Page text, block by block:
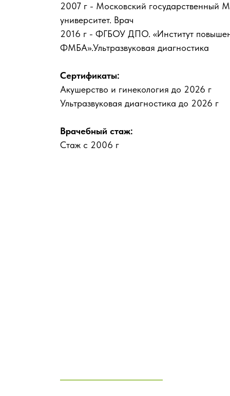
2007 г - Московский государственный
университет. Врач
2016 г - ФГБОУ ДПО. «Институт
ФМБА».Ультразвуковая диагностика
Сертификаты:
Акушерство и гинекология до 2026 г
Ультразвуковая диагностика до 2026 г
Врачебный стаж:
Стаж с 2006 г